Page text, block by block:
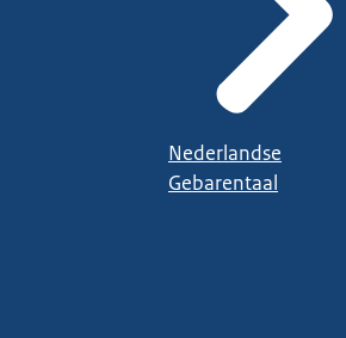
Nederlandse
Gebarentaal